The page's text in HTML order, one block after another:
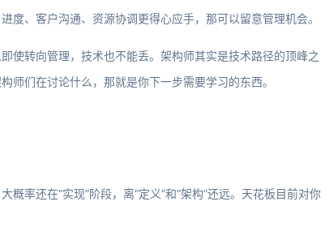
度、客户沟通、资源协调更得心应手，那可以留意管理机会。
使转向管理，技术也不能丢。架构师其实是技术路径的顶峰之
师们在讨论什么，那就是你下一步需要学习的东西。
率还在“实现”阶段，离“定义”和“架构”还远。天花板目前对你